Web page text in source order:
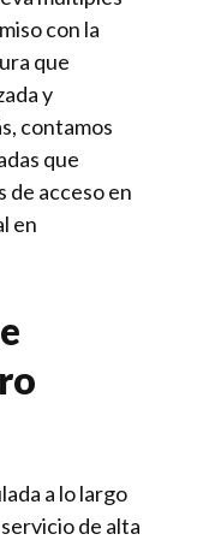
con la
que
y
contamos
que
de acceso en
en
a lo largo
de alta